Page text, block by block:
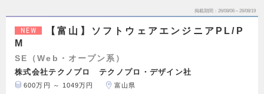
掲載期間 26/08/06～26/08/19
NEW
【富山】ソフトウェアエンジニアPL/P
M
SE（Web・オープン系）
株式会社テクノプロ テクノプロ・デザイン社
600万円 ～ 1049万円 富山県